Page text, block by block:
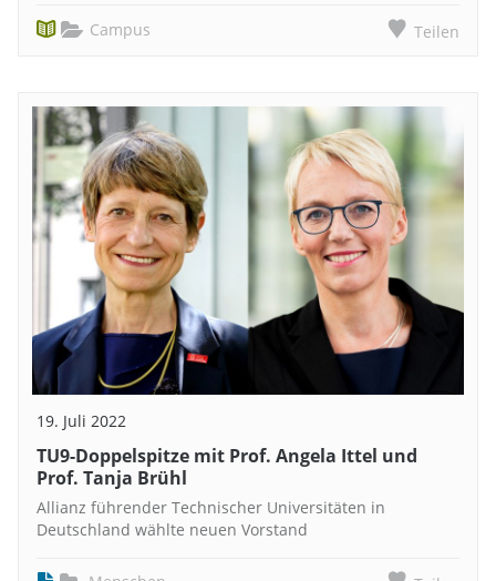
Campus Teilen
19. Juli 2022
TU9-Doppelspitze mit Prof. Angela Ittel und
Prof. Tanja Brühl
Allianz führender Technischer Universitäten in
Deutschland wählte neuen Vorstand